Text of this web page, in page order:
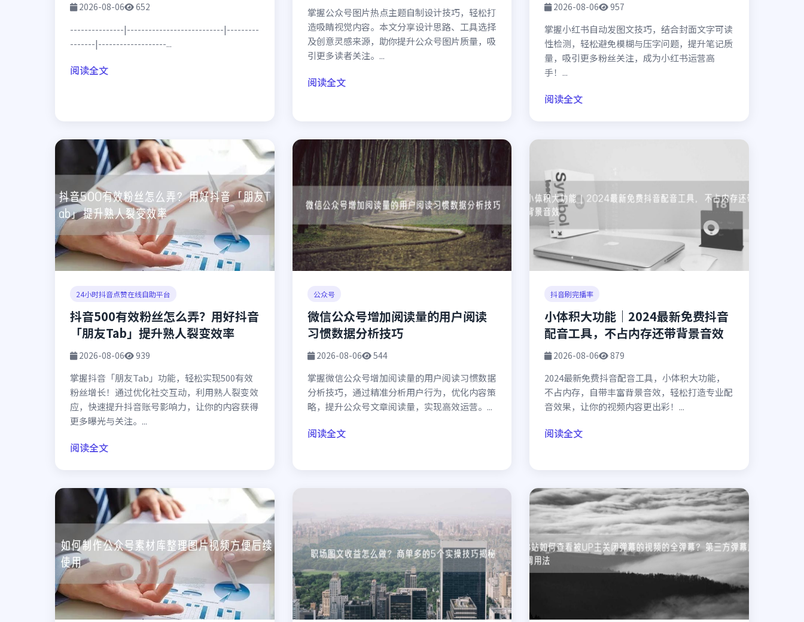
2026-08-06 652
---------------|---------------------------|---------
-------|-------------------...
阅读全文
掌握公众号图片热点主题自制设计技巧，轻松打
造吸睛视觉内容。本文分享设计思路、工具选择
及创意灵感来源，助你提升公众号图片质量，吸
引更多读者关注。...
阅读全文
2026-08-06 957
掌握小红书自动发图文技巧，结合封面文字可读
性检测，轻松避免模糊与压字问题，提升笔记质
量，吸引更多粉丝关注，成为小红书运营高
手！...
阅读全文
24小时抖音点赞在线自助平台
抖音500有效粉丝怎么弄？用好抖音
「朋友Tab」提升熟人裂变效率
2026-08-06 939
掌握抖音「朋友Tab」功能，轻松实现500有效
粉丝增长！通过优化社交互动，利用熟人裂变效
应，快速提升抖音账号影响力，让你的内容获得
更多曝光与关注。...
阅读全文
公众号
微信公众号增加阅读量的用户阅读
习惯数据分析技巧
2026-08-06 544
掌握微信公众号增加阅读量的用户阅读习惯数据
分析技巧，通过精准分析用户行为，优化内容策
略，提升公众号文章阅读量，实现高效运营。...
阅读全文
抖音刷完播率
小体积大功能｜2024最新免费抖音
配音工具，不占内存还带背景音效
2026-08-06 879
2024最新免费抖音配音工具，小体积大功能，
不占内存，自带丰富背景音效，轻松打造专业配
音效果，让你的视频内容更出彩！...
阅读全文